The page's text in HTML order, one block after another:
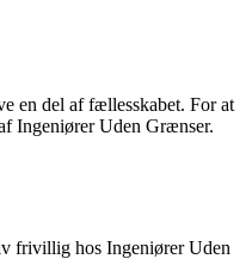
en del af fællesskabet. For at
Ingeniører Uden Grænser.
frivillig hos Ingeniører Uden